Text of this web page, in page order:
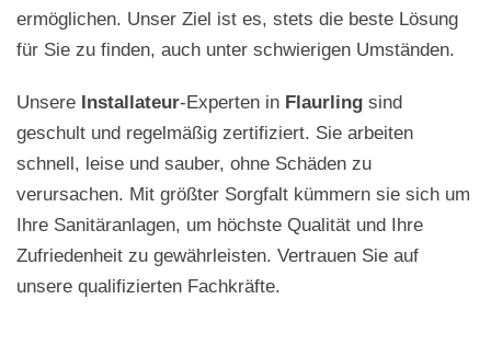
ermöglichen. Unser Ziel ist es, stets die beste Lösung
für Sie zu finden, auch unter schwierigen Umständen.
Unsere Installateur-Experten in Flaurling sind
geschult und regelmäßig zertifiziert. Sie arbeiten
schnell, leise und sauber, ohne Schäden zu
verursachen. Mit größter Sorgfalt kümmern sie sich um
Ihre Sanitäranlagen, um höchste Qualität und Ihre
Zufriedenheit zu gewährleisten. Vertrauen Sie auf
unsere qualifizierten Fachkräfte.